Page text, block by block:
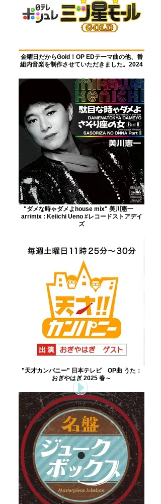
金曜日だからGold！OP EDテーマ曲の他、番
組内音楽を制作させていただきました。2024
"ダメな時ゃダメよhouse mix" 美川憲一
arr/mix : Keiichi Ueno #レコードストアデイ
ズ
"天才カンパニー" 日本テレビ OP曲 うた：
おぎやはぎ 2025 春～